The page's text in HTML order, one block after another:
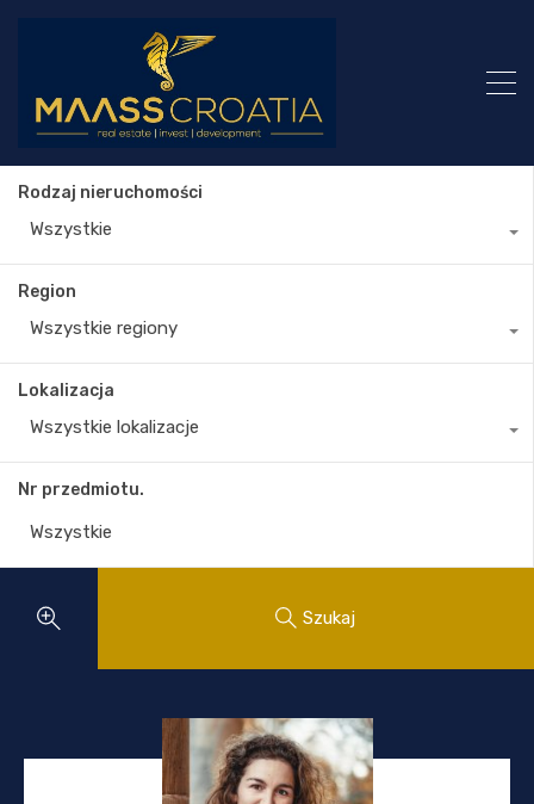
Rodzaj nieruchomości
Wszystkie
Region
Wszystkie regiony
Lokalizacja
Wszystkie lokalizacje
Nr przedmiotu.
Szukaj